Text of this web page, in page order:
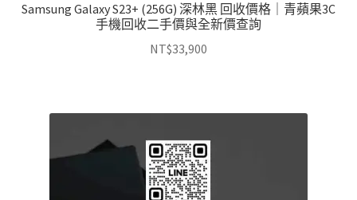
Samsung Galaxy S23+ (256G) 深林黑 回收價格｜青蘋果3C
手機回收二手價與全新價查詢
NT$33,900